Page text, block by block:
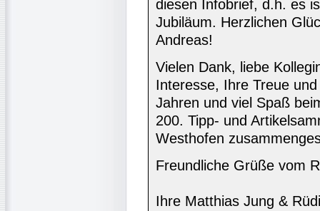
diesen Infobrief, d.h. es
Jubiläum. Herzlichen
Andreas!
Vielen Dank, liebe
Interesse, Ihre Treue
Jahren und viel Spaß
200. Tipp- und
Westhofen
Freundliche Grüße vom
Ihre Matthias Jung &